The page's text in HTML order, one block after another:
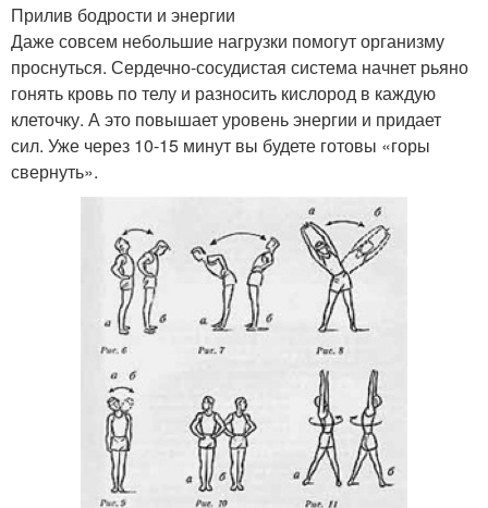
Прилив бодрости и энергии
Даже совсем небольшие нагрузки помогут организму
проснуться. Сердечно-сосудистая система начнет рьяно
гонять кровь по телу и разносить кислород в каждую
клеточку. А это повышает уровень энергии и придает
сил. Уже через 10-15 минут вы будете готовы «горы
свернуть».